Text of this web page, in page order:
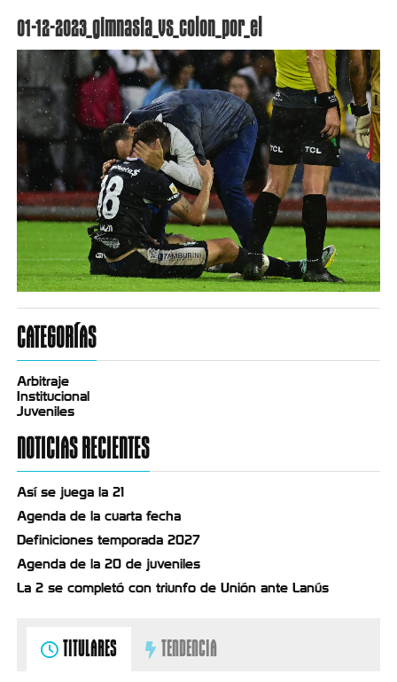
01-12-2023_gimnasia_vs_colon_por_el
CATEGORÍAS
Arbitraje
Institucional
Juveniles
NOTICIAS RECIENTES
Así se juega la 21
Agenda de la cuarta fecha
Definiciones temporada 2027
Agenda de la 20 de juveniles
La 2 se completó con triunfo de Unión ante Lanús
TITULARES TENDENCIA